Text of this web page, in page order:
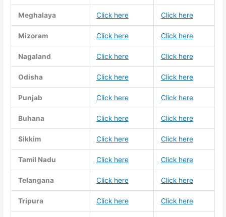
Meghalaya Click here Click here
Mizoram Click here Click here
Nagaland Click here Click here
Odisha Click here Click here
Punjab Click here Click here
Buhana Click here Click here
Sikkim Click here Click here
Tamil Nadu Click here Click here
Telangana Click here Click here
Tripura Click here Click here